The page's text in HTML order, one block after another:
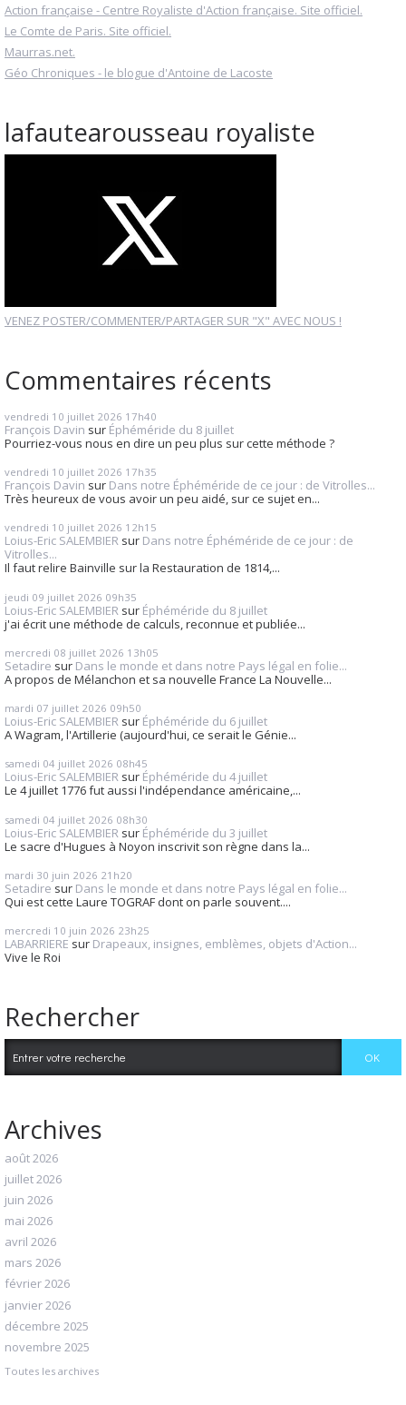
Action française - Centre Royaliste d'Action française. Site officiel.
Le Comte de Paris. Site officiel.
Maurras.net.
Géo Chroniques - le blogue d'Antoine de Lacoste
lafautearousseau royaliste
VENEZ POSTER/COMMENTER/PARTAGER SUR "X" AVEC NOUS !
Commentaires récents
vendredi 10 juillet 2026 17h40
François Davin sur Éphéméride du 8 juillet
Pourriez-vous nous en dire un peu plus sur cette méthode ?
vendredi 10 juillet 2026 17h35
François Davin sur Dans notre Éphéméride de ce jour : de Vitrolles...
Très heureux de vous avoir un peu aidé, sur ce sujet en...
vendredi 10 juillet 2026 12h15
Loius-Eric SALEMBIER sur Dans notre Éphéméride de ce jour : de
Vitrolles...
Il faut relire Bainville sur la Restauration de 1814,...
jeudi 09 juillet 2026 09h35
Loius-Eric SALEMBIER sur Éphéméride du 8 juillet
j'ai écrit une méthode de calculs, reconnue et publiée...
mercredi 08 juillet 2026 13h05
Setadire sur Dans le monde et dans notre Pays légal en folie...
A propos de Mélanchon et sa nouvelle France La Nouvelle...
mardi 07 juillet 2026 09h50
Loius-Eric SALEMBIER sur Éphéméride du 6 juillet
A Wagram, l'Artillerie (aujourd'hui, ce serait le Génie...
samedi 04 juillet 2026 08h45
Loius-Eric SALEMBIER sur Éphéméride du 4 juillet
Le 4 juillet 1776 fut aussi l'indépendance américaine,...
samedi 04 juillet 2026 08h30
Loius-Eric SALEMBIER sur Éphéméride du 3 juillet
Le sacre d'Hugues à Noyon inscrivit son règne dans la...
mardi 30 juin 2026 21h20
Setadire sur Dans le monde et dans notre Pays légal en folie...
Qui est cette Laure TOGRAF dont on parle souvent....
mercredi 10 juin 2026 23h25
LABARRIERE sur Drapeaux, insignes, emblèmes, objets d'Action...
Vive le Roi
Rechercher
Archives
août 2026
juillet 2026
juin 2026
mai 2026
avril 2026
mars 2026
février 2026
janvier 2026
décembre 2025
novembre 2025
Toutes les archives